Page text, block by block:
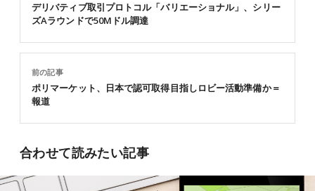
前の記事
ポリマーケット、日本で認可取得目指しロビー活動準備か＝
報道
デリバティブ取引プロトコル「バリエーショナル」、シリー
ズAラウンドで50Mドル調達
合わせて読みたい記事